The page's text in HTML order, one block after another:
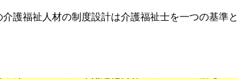
護福祉人材の制度設計は介護福祉士を一つの基準と